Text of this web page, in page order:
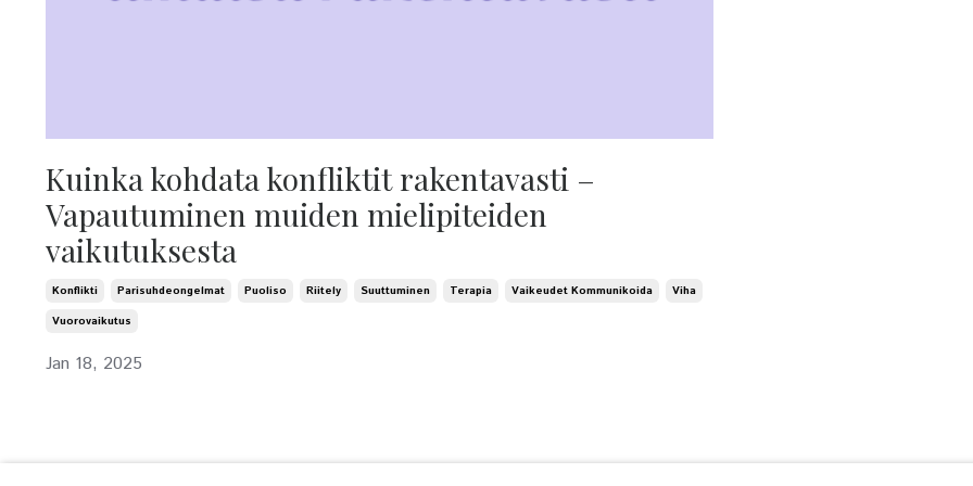
Kuinka kohdata konfliktit rakentavasti –
Vapautuminen muiden mielipiteiden
vaikutuksesta
Konflikti Parisuhdeongelmat Puoliso Riitely Suuttuminen Terapia Vaikeudet Kommunikoida
Viha
Vuorovaikutus
Jan 18, 2025